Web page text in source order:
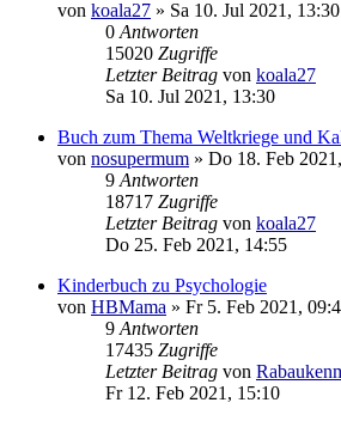
von koala27 » Sa 10. Jul 2021, 13:30
0 Antworten
15020 Zugriffe
Letzter Beitrag von koala27
Sa 10. Jul 2021, 13:30
Buch zum Thema Weltkriege und
von nosupermum » Do 18. Feb
9 Antworten
18717 Zugriffe
Letzter Beitrag von koala27
Do 25. Feb 2021, 14:55
Kinderbuch zu Psychologie
von HBMama » Fr 5. Feb 2021,
9 Antworten
17435 Zugriffe
Letzter Beitrag von
Fr 12. Feb 2021, 15:10